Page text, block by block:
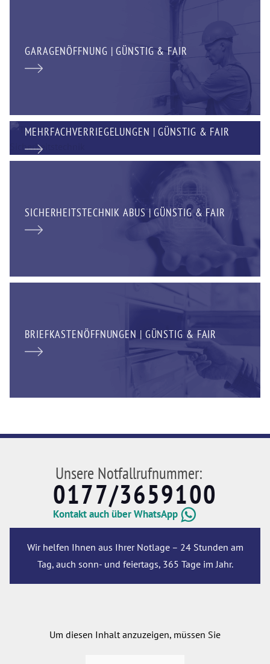
GARAGENÖFFNUNG | GÜNSTIG & FAIR
MEHRFACHVERRIEGELUNGEN | GÜNSTIG & FAIR
SICHERHEITSTECHNIK ABUS | GÜNSTIG & FAIR
BRIEFKASTENÖFFNUNGEN | GÜNSTIG & FAIR
Unsere Notfallrufnummer:
0177/3659100
Kontakt auch über WhatsApp
Wir helfen Ihnen aus Ihrer Notlage – 24 Stunden am
Tag, auch sonn- und feiertags, 365 Tage im Jahr.
Um diesen Inhalt anzuzeigen, müssen Sie